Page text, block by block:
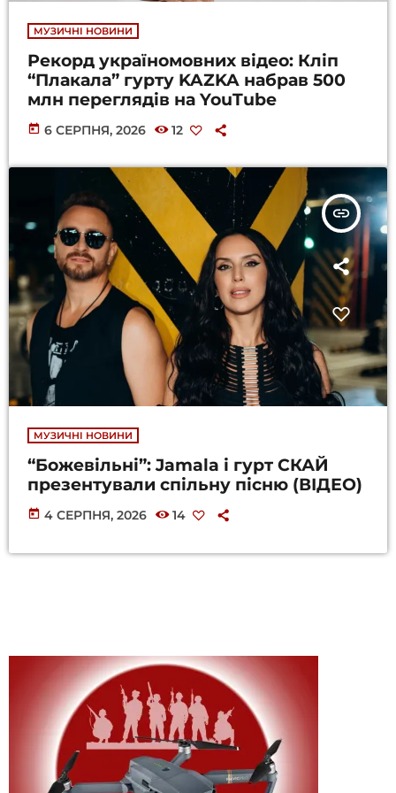
МУЗИЧНІ НОВИНИ
Рекорд україномовних відео: Кліп
“Плакала” гурту KAZKA набрав 500
млн переглядів на YouTube
today 6 СЕРПНЯ, 2026 12
insert_link
МУЗИЧНІ НОВИНИ
“Божевільні”: Jamala і гурт СКАЙ
презентували спільну пісню (ВІДЕО)
today 4 СЕРПНЯ, 2026 14